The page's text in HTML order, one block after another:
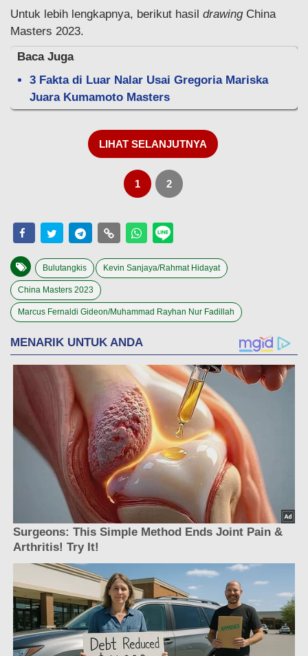
Untuk lebih lengkapnya, berikut hasil drawingChina
Masters 2023.
Baca Juga
3 Fakta di Luar Nalar Usai Gregoria Mariska
Juara Kumamoto Masters
LIHAT SELANJUTNYA
1 2
Bulutangkis Kevin Sanjaya/Rahmat Hidayat
China Masters 2023
Marcus Fernaldi Gideon/Muhammad Rayhan Nur Fadillah